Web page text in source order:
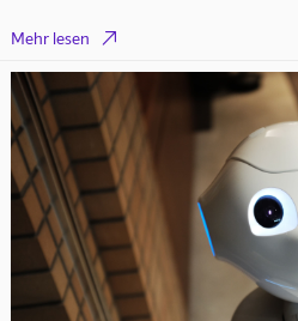
Mehr lesen 